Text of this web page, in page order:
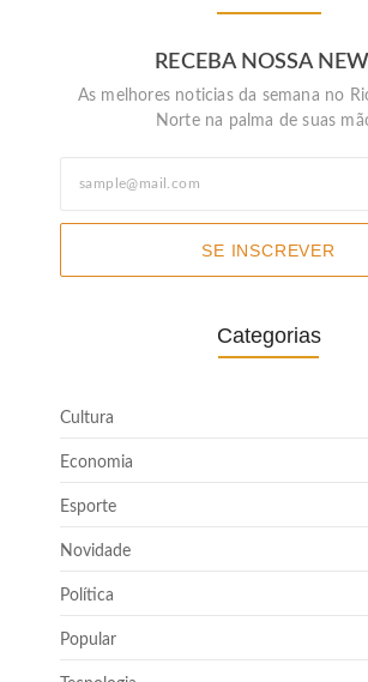
RECEBA NOSSA
As melhores noticias da semana no
Norte na palma de suas
SE INSCREVER
Categorias
Cultura
Economia
Esporte
Novidade
Política
Popular